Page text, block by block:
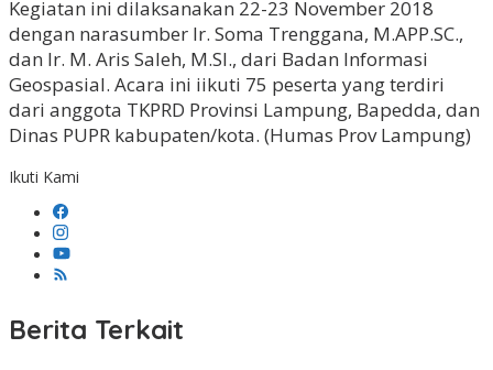
Kegiatan ini dilaksanakan 22-23 November 2018
dengan narasumber Ir. Soma Trenggana, M.APP.SC.,
dan Ir. M. Aris Saleh, M.SI., dari Badan Informasi
Geospasial. Acara ini iikuti 75 peserta yang terdiri
dari anggota TKPRD Provinsi Lampung, Bapedda, dan
Dinas PUPR kabupaten/kota. (Humas Prov Lampung)
Ikuti Kami
Berita Terkait